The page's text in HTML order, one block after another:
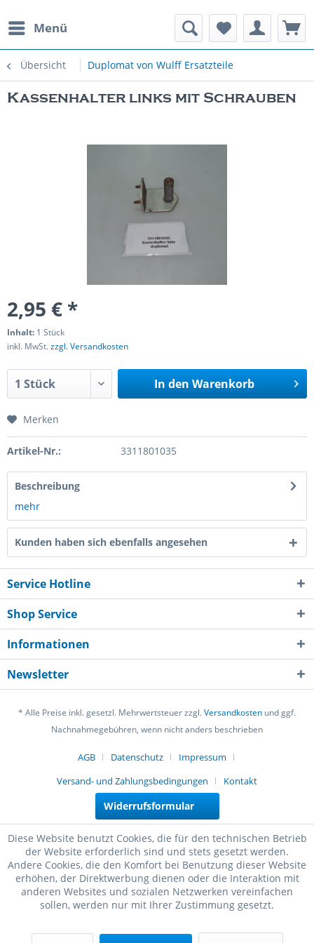
Menü
Übersicht Duplomat von Wulff Ersatzteile
Spielautomaten
Kassenhalter links mit Schrauben
2,95 € *
Inhalt: 1 Stück
inkl. MwSt.zzgl. Versandkosten
In den Warenkorb
Merken
Artikel-Nr.: 3311801035
Beschreibung
mehr
Kunden haben sich ebenfalls angesehen
Service Hotline
Shop Service
Informationen
Newsletter
* Alle Preise inkl. gesetzl. Mehrwertsteuer zzgl.Versandkosten und ggf.
Nachnahmegebühren, wenn nicht anders beschrieben
AGB Datenschutz
Impressum
Versand- und Zahlungsbedingungen
Kontakt
Widerrufsformular
Diese Website benutzt Cookies, die für den technischen Betrieb
der Website erforderlich sind und stets gesetzt werden.
Andere Cookies, die den Komfort bei Benutzung dieser Website
erhöhen, der Direktwerbung dienen oder die Interaktion mit
anderen Websites und sozialen Netzwerken vereinfachen
sollen, werden nur mit Ihrer Zustimmung gesetzt.